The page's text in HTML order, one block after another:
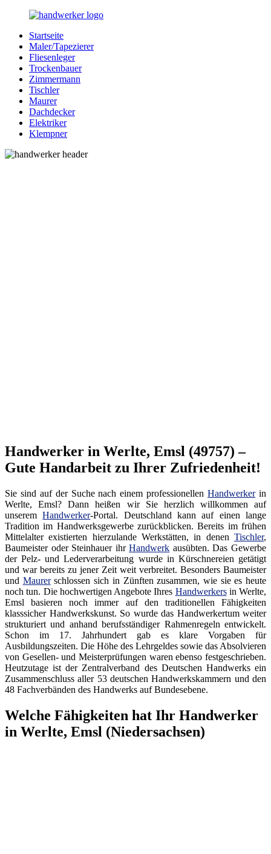
Zurück
Inhalt
Bessere-
Handwerker.de
Handwerker
Ihrer
Nähe
Startseite
Maler/Tapezierer
Fliesenleger
Trockenbauer
Zimmermann
Tischler
Maurer
Dachdecker
Elektriker
Klempner
Handwerker in Werlte, Emsl (49757) –
Gute Handarbeit zu Ihrer Zufriedenheit!
Sie sind auf der Suche nach einem professionellenHandwerkerin
Werlte, Emsl? Dann heißen wir Sie herzlich willkommen auf
unseremHandwerker-Portal. Deutschland kann auf einen lange
Tradition im Handwerksgewerbe zurückblicken. Bereits im frühen
Mittelalter existierten hierzulande Werkstätten, in denen Tischler,
Baumeister oder Steinhauer ihrHandwerk ausübten. Das Gewerbe
der Pelz- und Lederverarbeitung wurde in Kürschnereien getätigt
und war bereits zu jener Zeit weit verbreitet. Besonders Baumeister
und Maurerschlossen sich in Zünften zusammen, wie sie es heute
noch tun. Die hochwertigen Angebote Ihres Handwerkersin Werlte,
Emsl basieren noch immer auf den traditionellen Fähigkeiten
klasssicher Handwerkskunst. So wurde das Handwerkertum weiter
strukturiert und anhand berufsständiger Rahmenregeln entwickelt.
Schon im 17. Jahrhundert gab es klare Vorgaben für
Ausbildungszeiten. Die Höhe des Lehrgeldes sowie das Absolvieren
von Gesellen- und Meisterprüfungen waren ebenso festgeschrieben.
Heutzutage ist der Zentralverband des Deutschen Handwerks ein
Zusammenschluss aller 53 deutschen Handwerkskammern und den
48 Fachverbänden des Handwerks auf Bundesebene.
Welche Fähigkeiten hat Ihr Handwerker
in Werlte, Emsl (Niedersachsen)